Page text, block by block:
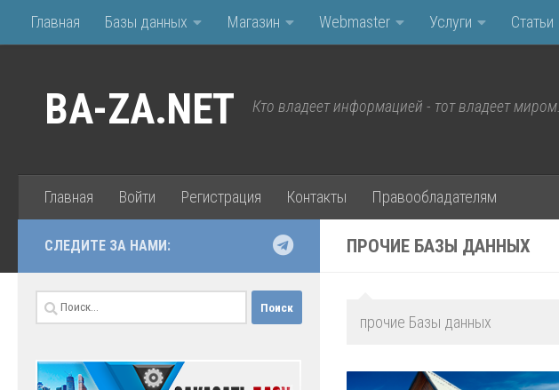
Перейти к содержимому
Главная Базы данных Магазин Webmaster Услуги Статьи
BA-ZA.NET Кто владеет информацией - тот владеет
Главная Войти Регистрация Контакты Правообладателям
ПРОЧИЕ БАЗЫ ДАННЫХ
прочие Базы данных
СЛЕДИТЕ ЗА НАМИ:
Найти: